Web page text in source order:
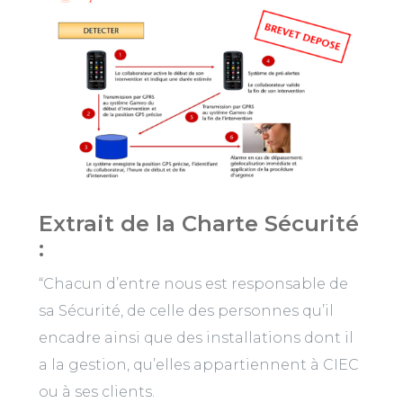
Extrait de la Charte Sécurité
:
“Chacun d’entre nous est responsable de
sa Sécurité, de celle des personnes qu’il
encadre ainsi que des installations dont il
a la gestion, qu’elles appartiennent à CIEC
ou à ses clients.